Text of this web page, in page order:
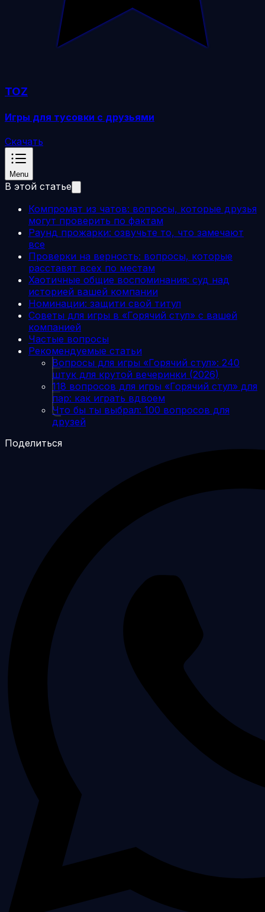
TOZ
Игры для тусовки с друзьями
Скачать
Menu
В этой статье
Компромат из чатов: вопросы, которые друзья
могут проверить по фактам
Раунд прожарки: озвучьте то, что замечают
все
Проверки на верность: вопросы, которые
расставят всех по местам
Хаотичные общие воспоминания: суд над
историей вашей компании
Номинации: защити свой титул
Советы для игры в «Горячий стул» с вашей
компанией
Частые вопросы
Рекомендуемые статьи
Вопросы для игры «Горячий стул»: 240
штук для крутой вечеринки (2026)
118 вопросов для игры «Горячий стул» для
пар: как играть вдвоем
Что бы ты выбрал: 100 вопросов для
друзей
Поделиться